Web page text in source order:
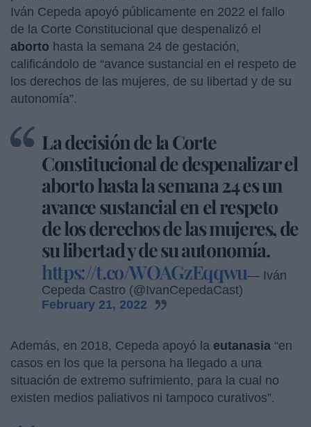
Iván Cepeda apoyó públicamente en 2022 el fallo
de la Corte Constitucional que despenalizó el
aborto hasta la semana 24 de gestación,
calificándolo de “avance sustancial en el respeto de
los derechos de las mujeres, de su libertad y de su
autonomía”.
La decisión de la Corte
Constitucional de despenalizar el
aborto hasta la semana 24 es un
avance sustancial en el respeto
de los derechos de las mujeres, de
su libertad y de su autonomía.
https://t.co/WOAGzEqqwu— Iván
Cepeda Castro (@IvanCepedaCast)
February 21, 2022
Además, en 2018, Cepeda apoyó la eutanasia “en
casos en los que la persona ha llegado a una
situación de extremo sufrimiento, para la cual no
existen medios paliativos ni tampoco curativos”.